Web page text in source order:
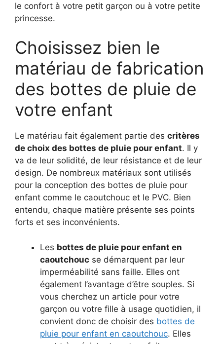
le confort à votre petit garçon ou à votre petite
princesse.
Choisissez bien le
matériau de fabrication
des bottes de pluie de
votre enfant
Le matériau fait également partie des critères
de choix des bottes de pluie pour enfant. Il y
va de leur solidité, de leur résistance et de leur
design. De nombreux matériaux sont utilisés
pour la conception des bottes de pluie pour
enfant comme le caoutchouc et le PVC. Bien
entendu, chaque matière présente ses points
forts et ses inconvénients.
Les bottes de pluie pour enfant en
caoutchouc se démarquent par leur
imperméabilité sans faille. Elles ont
également l’avantage d’être souples. Si
vous cherchez un article pour votre
garçon ou votre fille à usage quotidien, il
convient donc de choisir des bottes de
pluie pour enfant en caoutchouc. Elles